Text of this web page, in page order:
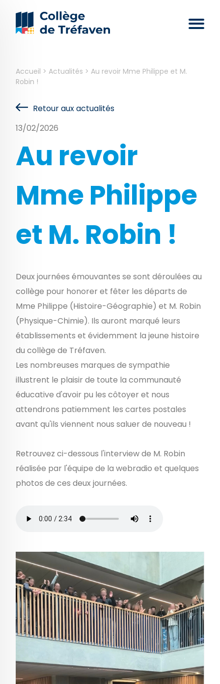
Accueil > Actualités > Au revoir Mme Philippe et M.
Robin !
Retour aux actualités
13/02/2026
Au revoir
Mme Philippe
et M. Robin !
Deux journées émouvantes se sont déroulées au
collège pour honorer et fêter les départs de
Mme Philippe (Histoire-Géographie) et M. Robin
(Physique-Chimie). Ils auront marqué leurs
établissements et évidemment la jeune histoire
du collège de Tréfaven.
Les nombreuses marques de sympathie
illustrent le plaisir de toute la communauté
éducative d'avoir pu les côtoyer et nous
attendrons patiemment les cartes postales
avant qu'ils viennent nous saluer de nouveau !
Retrouvez ci-dessous l'interview de M. Robin
réalisée par l'équipe de la webradio et quelques
photos de ces deux journées.